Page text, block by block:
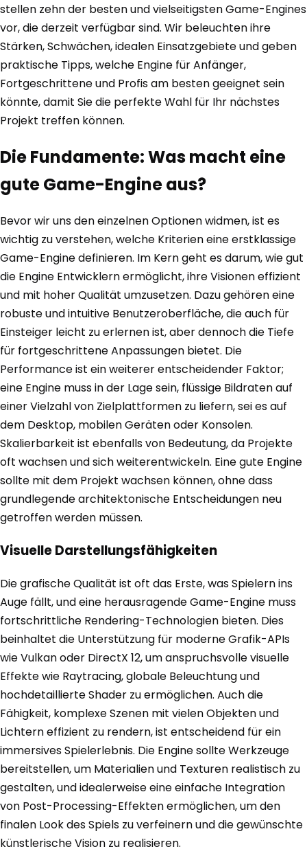
stellen zehn der besten und vielseitigsten Game-Engines
vor, die derzeit verfügbar sind. Wir beleuchten ihre
Stärken, Schwächen, idealen Einsatzgebiete und geben
praktische Tipps, welche Engine für Anfänger,
Fortgeschrittene und Profis am besten geeignet sein
könnte, damit Sie die perfekte Wahl für Ihr nächstes
Projekt treffen können.
Die Fundamente: Was macht eine
gute Game-Engine aus?
Bevor wir uns den einzelnen Optionen widmen, ist es
wichtig zu verstehen, welche Kriterien eine erstklassige
Game-Engine definieren. Im Kern geht es darum, wie gut
die Engine Entwicklern ermöglicht, ihre Visionen effizient
und mit hoher Qualität umzusetzen. Dazu gehören eine
robuste und intuitive Benutzeroberfläche, die auch für
Einsteiger leicht zu erlernen ist, aber dennoch die Tiefe
für fortgeschrittene Anpassungen bietet. Die
Performance ist ein weiterer entscheidender Faktor;
eine Engine muss in der Lage sein, flüssige Bildraten auf
einer Vielzahl von Zielplattformen zu liefern, sei es auf
dem Desktop, mobilen Geräten oder Konsolen.
Skalierbarkeit ist ebenfalls von Bedeutung, da Projekte
oft wachsen und sich weiterentwickeln. Eine gute Engine
sollte mit dem Projekt wachsen können, ohne dass
grundlegende architektonische Entscheidungen neu
getroffen werden müssen.
Visuelle Darstellungsfähigkeiten
Die grafische Qualität ist oft das Erste, was Spielern ins
Auge fällt, und eine herausragende Game-Engine muss
fortschrittliche Rendering-Technologien bieten. Dies
beinhaltet die Unterstützung für moderne Grafik-APIs
wie Vulkan oder DirectX 12, um anspruchsvolle visuelle
Effekte wie Raytracing, globale Beleuchtung und
hochdetaillierte Shader zu ermöglichen. Auch die
Fähigkeit, komplexe Szenen mit vielen Objekten und
Lichtern effizient zu rendern, ist entscheidend für ein
immersives Spielerlebnis. Die Engine sollte Werkzeuge
bereitstellen, um Materialien und Texturen realistisch zu
gestalten, und idealerweise eine einfache Integration
von Post-Processing-Effekten ermöglichen, um den
finalen Look des Spiels zu verfeinern und die gewünschte
künstlerische Vision zu realisieren.